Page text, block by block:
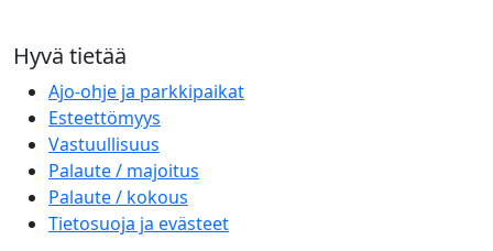
Hyvä tietää
Ajo-ohje ja parkkipaikat
Esteettömyys
Vastuullisuus
Palaute / majoitus
Palaute / kokous
Tietosuoja ja evästeet